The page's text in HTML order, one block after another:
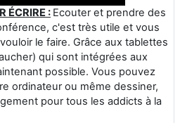
ÉCRIRE : Ecouter et prendre des
c'est très utile et vous
le faire. Grâce aux tablettes
qui sont intégrées aux
possible. Vous pouvez
ordinateur ou même dessiner,
pour tous les addicts à la